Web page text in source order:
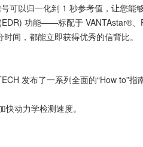
以归一化到 1 秒参考值，让您能
功能——标配于
间，都能立即获得优秀的信背比。
发布了一系列全面的“How to”指
动力学检测速度。